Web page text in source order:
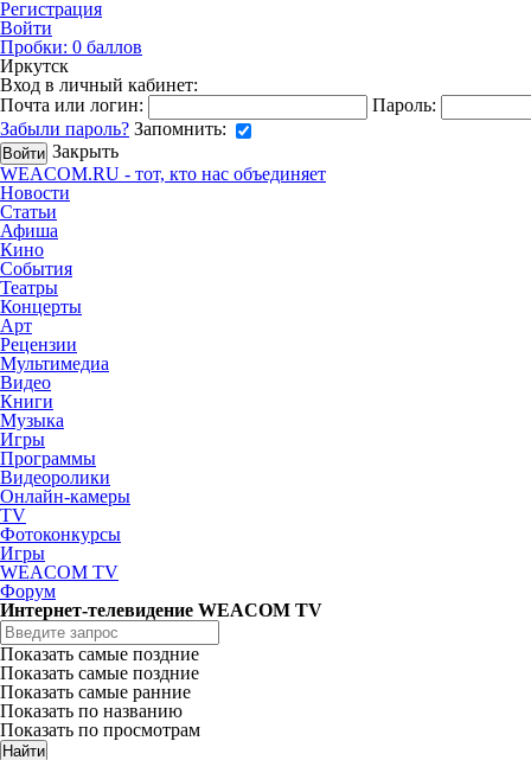
Регистрация
Войти
Пробки: 0 баллов
Иркутск
Вход в личный кабинет:
Почта или логин:
Пароль:
Забыли пароль? Запомнить:
Закрыть
WEACOM.RU - тот, кто нас объединяет
Новости
Статьи
Афиша
Кино
События
Театры
Концерты
Арт
Рецензии
Мультимедиа
Видео
Книги
Музыка
Игры
Программы
Видеоролики
Онлайн-камеры
TV
Фотоконкурсы
Игры
WEACOM TV
Форум
Интернет-телевидение WEACOM TV
Показать самые поздние
Показать самые поздние
Показать самые ранние
Показать по названию
Показать по просмотрам